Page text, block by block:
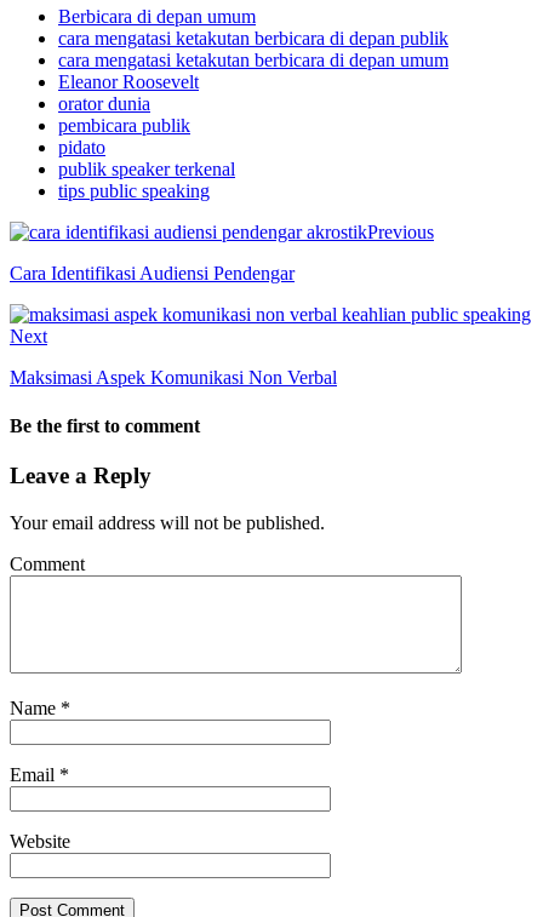
Berbicara di depan umum
cara mengatasi ketakutan berbicara di depan publik
cara mengatasi ketakutan berbicara di depan umum
Eleanor Roosevelt
orator dunia
pembicara publik
pidato
publik speaker terkenal
tips public speaking
Previous
Cara Identifikasi Audiensi Pendengar
Next
Maksimasi Aspek Komunikasi Non Verbal
Be the first to comment
Leave a Reply
Your email address will not be published.
Comment
Name *
Email *
Website